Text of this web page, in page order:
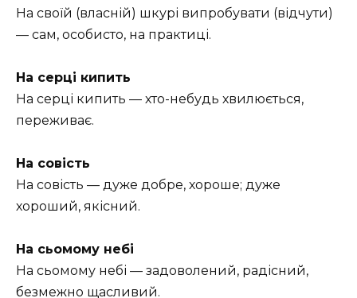
На своїй (власній) шкурі випробувати (відчути)
— сам, особисто, на практиці.
На серці кипить
На серці кипить — хто-небудь хвилюється,
переживає.
На совість
На совість — дуже добре, хороше; дуже
хороший, якісний.
На сьомому небі
На сьомому небі — задоволений, радісний,
безмежно щасливий.